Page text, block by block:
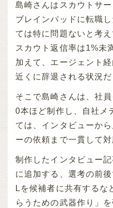
島崎さんはスカウトサ
ブレインパッドに転職
ては特に問題ないと考
スカウト返信率は1%未
加えて、エージェント
近くに辞退される状況だ
そこで島崎さんは、社
0本ほど制作し、自社メ
ては、インタビューか
ーの依頼まで一貫して対
制作したインタビュー
に追加する、選考の前
Lを候補者に共有するな
らうための武器作り」